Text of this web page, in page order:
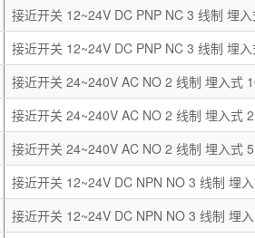
接近开关 12~24V DC PNP NC 3 线制 埋
接近开关 12~24V DC PNP NC 3 线制 埋
接近开关 24~240V AC NO 2 线制 埋入式
接近开关 24~240V AC NO 2 线制 埋入式
接近开关 24~240V AC NO 2 线制 埋入式
接近开关 12~24V DC NPN NO 3 线制 埋
接近开关 12~24V DC NPN NO 3 线制 埋